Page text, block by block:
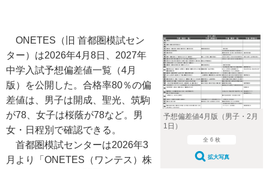
予想偏差値4月版（男子・2月
1日）
全 6 枚
拡大写真
ONETES（旧 首都圏模試セン
ター）は2026年4月8日、2027年
中学入試予想偏差値一覧（4月
版）を公開した。合格率80％の偏
差値は、男子は開成、聖光、筑駒
が78、女子は桜蔭が78など。男
女・日程別で確認できる。
首都圏模試センターは2026年3
月より「ONETES（ワンテス）株